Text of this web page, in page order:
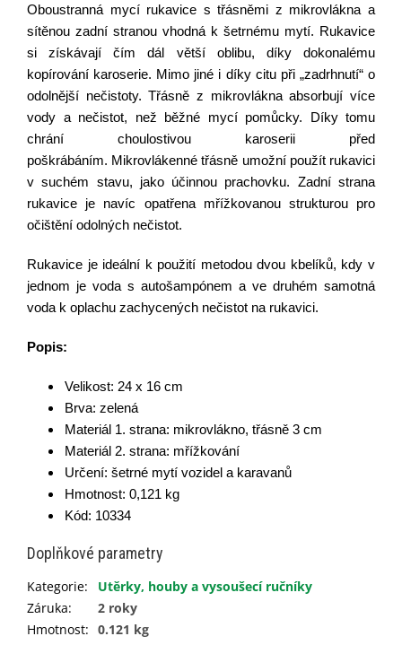
Oboustranná mycí rukavice s třásněmi z mikrovlákna a
sítěnou zadní stranou vhodná k šetrnému mytí. Rukavice
si získávají čím dál větší oblibu, díky dokonalému
kopírování karoserie. Mimo jiné i díky citu při „zadrhnutí“ o
odolnější nečistoty. Třásně z mikrovlákna absorbují více
vody a nečistot, než běžné mycí pomůcky. Díky tomu
chrání choulostivou karoserii před
poškrábáním. Mikrovlákenné třásně umožní použít rukavici
v suchém stavu, jako účinnou prachovku. Zadní strana
rukavice je navíc opatřena mřížkovanou strukturou pro
očištění odolných nečistot.
Rukavice je ideální k použití metodou dvou kbelíků, kdy v
jednom je voda s autošampónem a ve druhém samotná
voda k oplachu zachycených nečistot na rukavici.
Popis:
Velikost: 24 x 16 cm
Brva: zelená
Materiál 1. strana: mikrovlákno, třásně 3 cm
Materiál 2. strana: mřížkování
Určení: šetrné mytí vozidel a karavanů
Hmotnost: 0,121 kg
Kód: 10334
Doplňkové parametry
Kategorie:
Utěrky, houby a vysoušecí ručníky
Záruka:
2 roky
Hmotnost: 0.121 kg